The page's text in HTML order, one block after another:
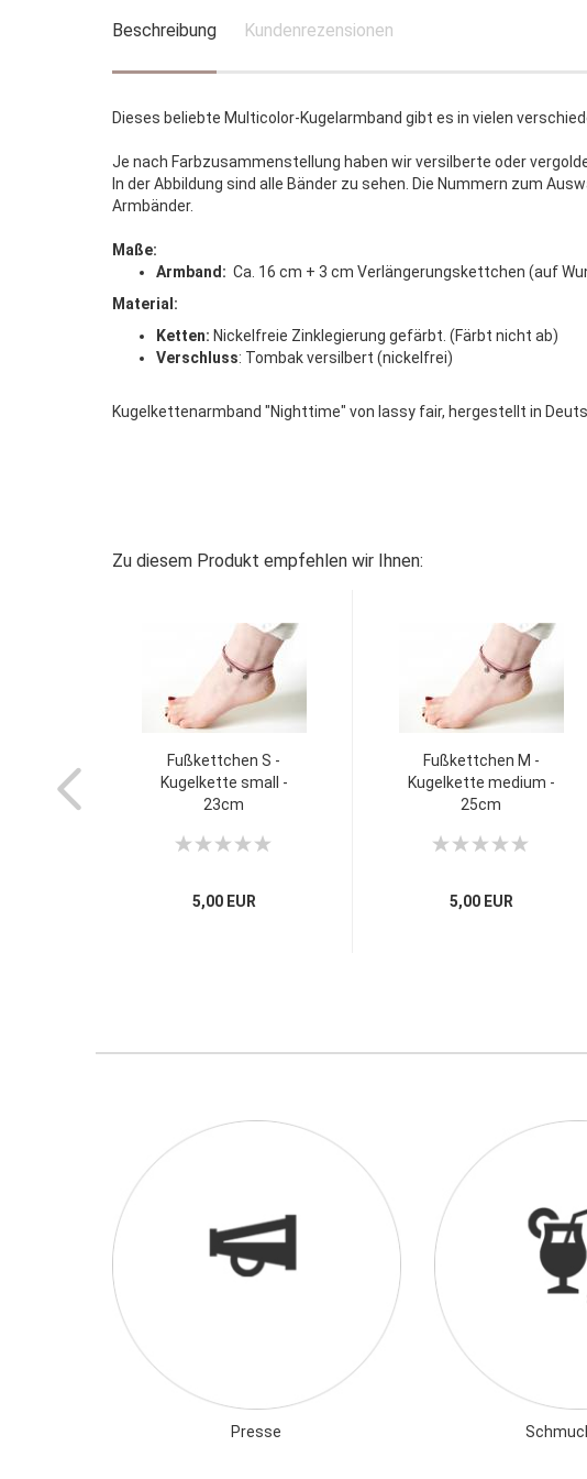
Beschreibung Kundenrezensionen
Dieses beliebte Multicolor-Kugelarmband gibt es in vielen
Je nach Farbzusammenstellung haben wir versilberte oder
In der Abbildung sind alle Bänder zu sehen. Die Nummern zum
Armbänder.
Maße:
Armband: Ca. 16 cm + 3 cm Verlängerungskettchen (auf
Material:
Ketten: Nickelfreie Zinklegierung gefärbt. (Färbt nicht ab)
Verschluss: Tombak versilbert (nickelfrei)
Kugelkettenarmband "Nighttime" von lassy fair, hergestellt in
Zu diesem Produkt empfehlen wir Ihnen:
Fußkettchen S -
Kugelkette small -
23cm
5,00 EUR
Fußkettchen M -
Kugelkette medium -
25cm
5,00 EUR
Presse